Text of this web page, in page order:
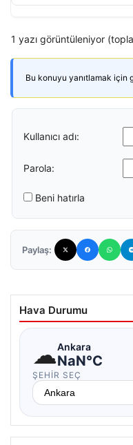
1 yazı görüntüleniyor
Bu konuyu yanıtlamak için
Kullanıcı adı:
Parola:
Beni hatırla
Paylaş:
Hava Durumu
☁Ankara
NaN°C
ŞEHIR SEÇ